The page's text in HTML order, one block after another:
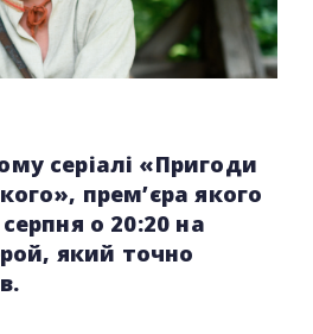
серіалі «Пригоди
прем’єра якого
о 20:20 на
який точно